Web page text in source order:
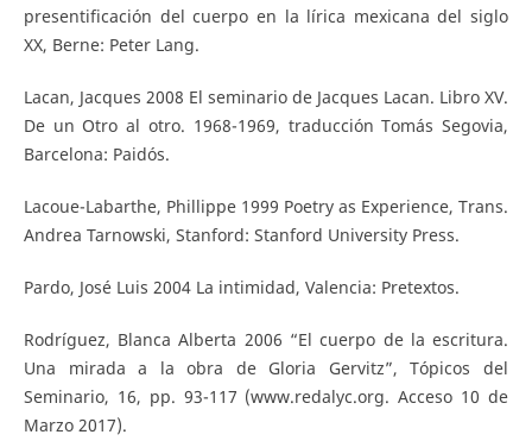
presentificación del cuerpo en la lírica mexicana del siglo
XX, Berne: Peter Lang.
Lacan, Jacques 2008 El seminario de Jacques Lacan. Libro XV.
De un Otro al otro. 1968-1969, traducción Tomás Segovia,
Barcelona: Paidós.
Lacoue-Labarthe, Phillippe 1999 Poetry as Experience, Trans.
Andrea Tarnowski, Stanford: Stanford University Press.
Pardo, José Luis 2004 La intimidad, Valencia: Pretextos.
Rodríguez, Blanca Alberta 2006 “El cuerpo de la escritura.
Una mirada a la obra de Gloria Gervitz”, Tópicos del
Seminario, 16, pp. 93-117 (www.redalyc.org. Acceso 10 de
Marzo 2017).